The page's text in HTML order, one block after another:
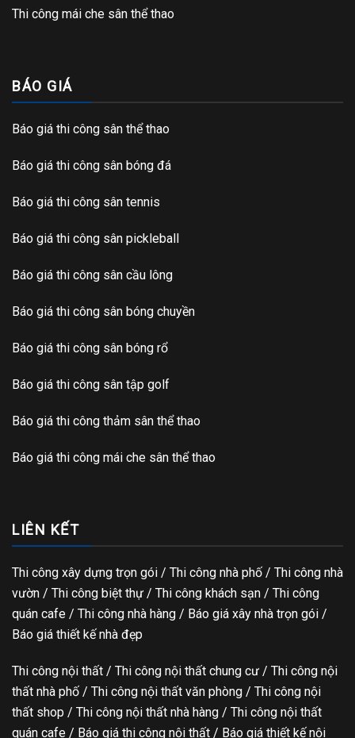
Thi công mái che sân thể thao
BÁO GIÁ
Báo giá thi công sân thể thao
Báo giá thi công sân bóng đá
Báo giá thi công sân tennis
Báo giá thi công sân pickleball
Báo giá thi công sân cầu lông
Báo giá thi công sân bóng chuyền
Báo giá thi công sân bóng rổ
Báo giá thi công sân tập golf
Báo giá thi công thảm sân thể thao
Báo giá thi công mái che sân thể thao
LIÊN KẾT
Thi công xây dựng trọn gói / Thi công nhà phố / Thi công nhà
vườn / Thi công biệt thự / Thi công khách sạn / Thi công
quán cafe / Thi công nhà hàng / Báo giá xây nhà trọn gói /
Báo giá thiết kế nhà đẹp
Thi công nội thất / Thi công nội thất chung cư / Thi công nội
thất nhà phố / Thi công nội thất văn phòng / Thi công nội
thất shop / Thi công nội thất nhà hàng / Thi công nội thất
quán cafe / Báo giá thi công nội thất / Báo giá thiết kế nội